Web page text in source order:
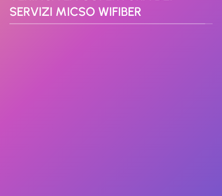
SERVIZI MICSO WIFIBER